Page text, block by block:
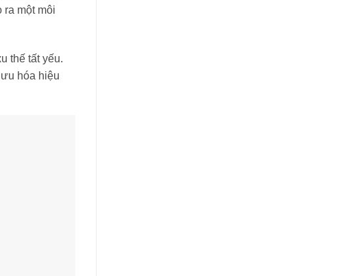
một môi
thế tất yếu.
hóa hiệu